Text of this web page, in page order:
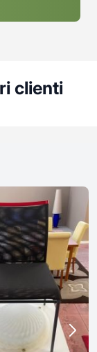
clienti